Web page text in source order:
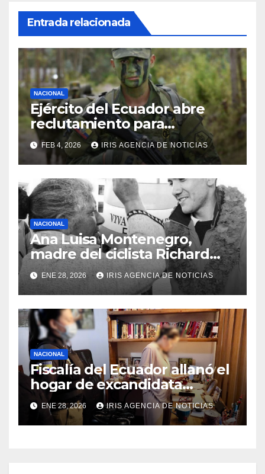
Entrada relacionada
NACIONAL
Ejército del Ecuador abre
reclutamiento para
bachilleres a partir de este
viernes 6 de febrero
FEB 4, 2026 IRIS AGENCIA DE NOTICIAS
NACIONAL
Ana Luisa Montenegro,
madre del ciclista Richard
Carapaz falleció en Tulcán, a
los 73 años
ENE 28, 2026 IRIS AGENCIA DE NOTICIAS
NACIONAL
Fiscalía del Ecuador allanó el
hogar de excandidata
presidencial vinculada al
caso Caja Chica
ENE 28, 2026 IRIS AGENCIA DE NOTICIAS